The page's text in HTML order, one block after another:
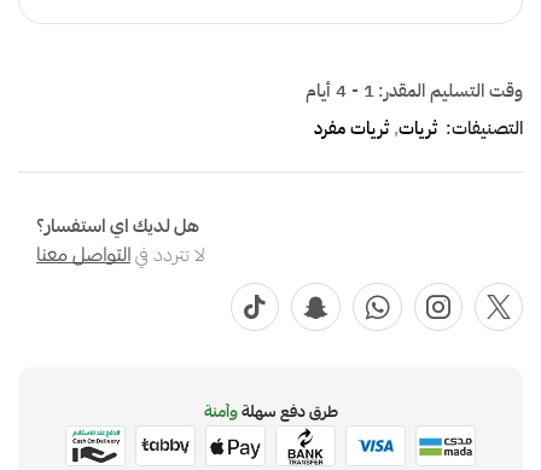
وقت التسليم المقدر:1 - 4 أيام
التصنيفات: ثريات, ثريات مفرد
هل لديك اي استفسار؟
لا تتردد فيالتواصل معنا
طرق دفع سهلةوآمنة